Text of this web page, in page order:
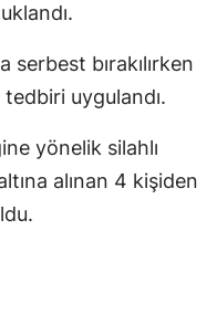
serbest bırakılırken
uygulandı.
yönelik silahlı
alınan 4 kişiden